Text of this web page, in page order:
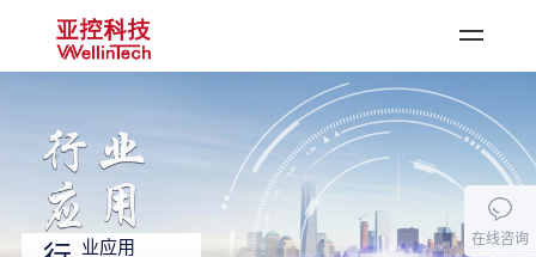
首页
公司产品
行业应用业应用 在线咨询